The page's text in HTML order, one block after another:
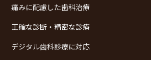
痛みに配慮した歯科治療
正確な診断・精密な診療
デジタル歯科診療に対応